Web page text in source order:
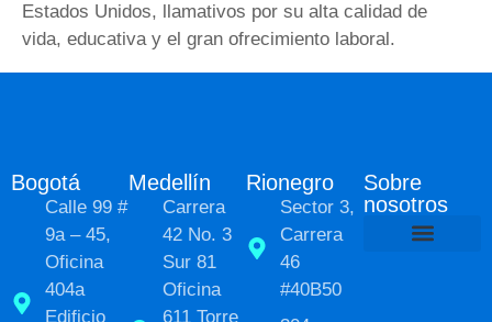
Estados Unidos, llamativos por su alta calidad de
vida, educativa y el gran ofrecimiento laboral.
Bogotá
Calle 99 #
9a – 45,
Oficina
404a
Edificio
Medellín
Carrera
42 No. 3
Sur 81
Oficina
611 Torre
Rionegro
Sector 3,
Carrera
46
#40B50
Sobre
nosotros